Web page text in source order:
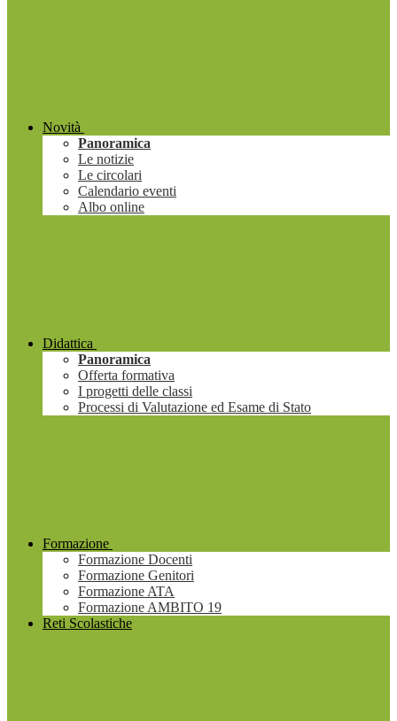
Novità
Panoramica
Le notizie
Le circolari
Calendario eventi
Albo online
Didattica
Panoramica
Offerta formativa
I progetti delle classi
Processi di Valutazione ed Esame di Stato
Formazione
Formazione Docenti
Formazione Genitori
Formazione ATA
Formazione AMBITO 19
Reti Scolastiche